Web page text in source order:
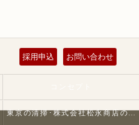
採用申込 お問い合わせ
東京の清掃･株式会社松永商店の評判